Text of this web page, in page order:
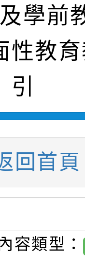
點」及修
115年度
』實施計
11招)】
期第7次
3招)】
期第9次
4招)】
第9次代
12招)】
語及新住
市115學
」金融知
府政風處
綠能透明
年度全
學前
性教
引
回首頁
容類型：